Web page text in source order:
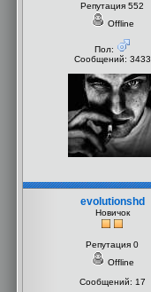
Репутация 552
Offline
Пол:
Сообщений: 3433
evolutionshd
Новичок
Репутация 0
Offline
Сообщений: 17